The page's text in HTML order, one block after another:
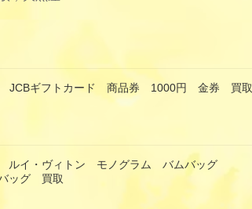
JCBギフトカード 商品券 1000円 金券 買取
ルイ・ヴィトン モノグラム バムバッグ
ッグ 買取